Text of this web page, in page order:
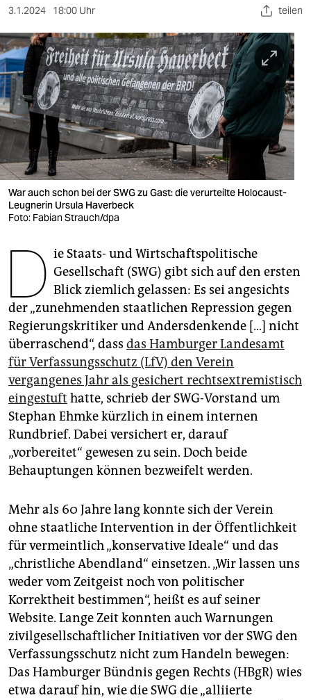
nord
wahrheit
verlag
verlag
veranstaltungen
shop
fragen & hilfe
genossenschaft
epaper login
3.1.2024 18:00 Uhr teilen
War auch schon bei der SWG zu Gast: die verurteilte Holocaust-
Leugnerin Ursula Haverbeck
Foto: Fabian Strauch/dpa
D ie Staats- und Wirtschaftspolitische
Gesellschaft (SWG) gibt sich auf den ersten
Blick ziemlich gelassen: Es sei angesichts
der „zunehmenden staat­lichen Repression gegen
Regierungskritiker und Andersdenkende […] nicht
überraschend“, dass das Hamburger Landesamt
für Verfassungsschutz (LfV) den Verein
vergangenes Jahr als gesichert rechtsextremistisch
eingestuft hatte, schrieb der SWG-Vorstand um
Stephan Ehmke kürzlich in einem internen
Rundbrief. Dabei versichert er, darauf
„vorbereitet“ gewesen zu sein. Doch beide
Behauptungen können bezweifelt werden.
Mehr als 60 Jahre lang konnte sich der Verein
ohne staatliche Intervention in der Öffentlichkeit
für vermeintlich „konservative Ideale“ und das
„christliche Abendland“ einsetzen. „Wir lassen uns
weder vom Zeitgeist noch von politischer
Korrektheit bestimmen“, heißt es auf seiner
Website. Lange Zeit konnten auch Warnungen
zivilgesellschaftlicher Initiativen vor der SWG den
Verfassungsschutz nicht zum Handeln bewegen:
Das Hamburger Bündnis gegen Rechts (HBgR) wies
etwa darauf hin, wie die SWG die „alliierte